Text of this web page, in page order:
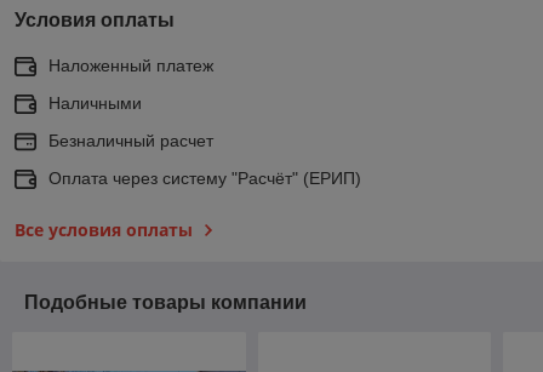
Условия оплаты
Наложенный платеж
Наличными
Безналичный расчет
Оплата через систему "Расчёт" (ЕРИП)
Все условия оплаты
Подобные товары компании